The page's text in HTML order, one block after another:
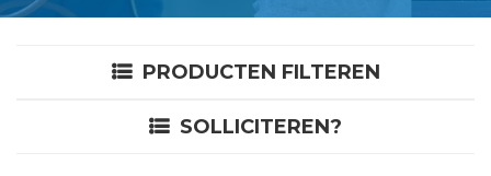
Offerte
PRODUCTEN FILTEREN
SOLLICITEREN?